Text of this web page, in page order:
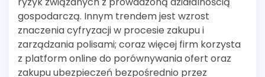
gospodarczą. Innym trendem jest wzrost
znaczenia cyfryzacji w procesie zakupu i
zarządzania polisami; coraz więcej firm korzysta
z platform online do porównywania ofert oraz
zakupu ubezpieczeń bezpośrednio przez